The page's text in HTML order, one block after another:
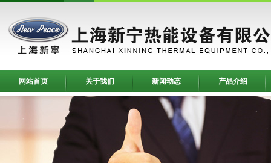
网站首页 关于我们 新闻动态 产品介绍